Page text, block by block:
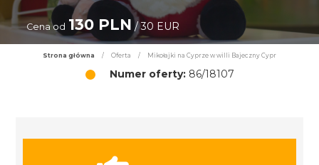
Cena od 130 PLN / 30 EUR
Strona główna / Oferta / Mikołajki na Cyprze w willi Bajeczny Cypr
Numer oferty:86/18107